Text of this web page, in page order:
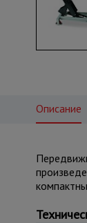
Описание